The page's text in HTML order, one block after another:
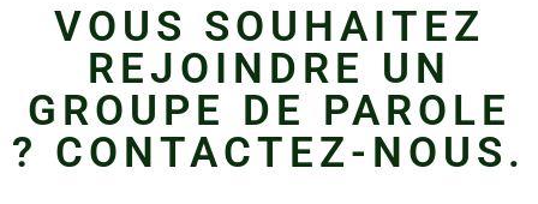
VOUS SOUHAITEZ
REJOINDRE UN
GROUPE DE PAROLE
? CONTACTEZ-NOUS.